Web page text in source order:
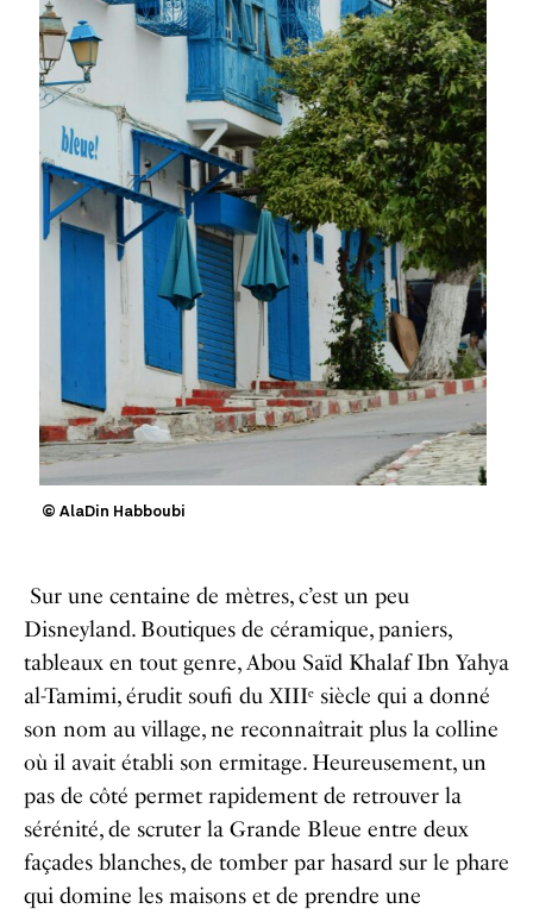
© AlaDin Habboubi
Sur une centaine de mètres, c’est un peu
Disneyland. Boutiques de céramique, paniers,
tableaux en tout genre, Abou Saïd Khalaf Ibn Yahya
al-Tamimi, érudit soufi du XIIIᵉ siècle qui a donné
son nom au village, ne reconnaîtrait plus la colline
où il avait établi son ermitage. Heureusement, un
pas de côté permet rapidement de retrouver la
sérénité, de scruter la Grande Bleue entre deux
façades blanches, de tomber par hasard sur le phare
qui domine les maisons et de prendre une